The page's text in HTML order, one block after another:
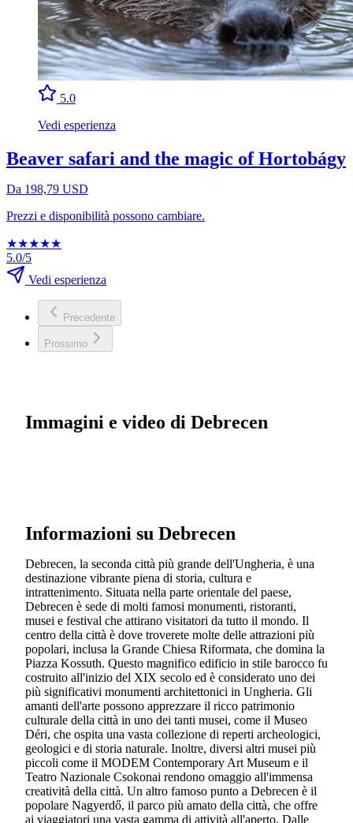
5.0
Vedi esperienza
Beaver safari and the magic of Hortobágy
Da 198,79 USD
Prezzi e disponibilità possono cambiare.
★★★★★
5.0/5
Vedi esperienza
Precedente
Prossimo
Immagini e video di Debrecen
Informazioni su Debrecen
Debrecen, la seconda città più grande dell'Ungheria, è una
destinazione vibrante piena di storia, cultura e
intrattenimento. Situata nella parte orientale del paese,
Debrecen è sede di molti famosi monumenti, ristoranti,
musei e festival che attirano visitatori da tutto il mondo. Il
centro della città è dove troverete molte delle attrazioni più
popolari, inclusa la Grande Chiesa Riformata, che domina la
Piazza Kossuth. Questo magnifico edificio in stile barocco fu
costruito all'inizio del XIX secolo ed è considerato uno dei
più significativi monumenti architettonici in Ungheria. Gli
amanti dell'arte possono apprezzare il ricco patrimonio
culturale della città in uno dei tanti musei, come il Museo
Déri, che ospita una vasta collezione di reperti archeologici,
geologici e di storia naturale. Inoltre, diversi altri musei più
piccoli come il MODEM Contemporary Art Museum e il
Teatro Nazionale Csokonai rendono omaggio all'immensa
creatività della città. Un altro famoso punto a Debrecen è il
popolare Nagyerdő, il parco più amato della città, che offre
ai viaggiatori una vasta gamma di attività all'aperto. Dalle